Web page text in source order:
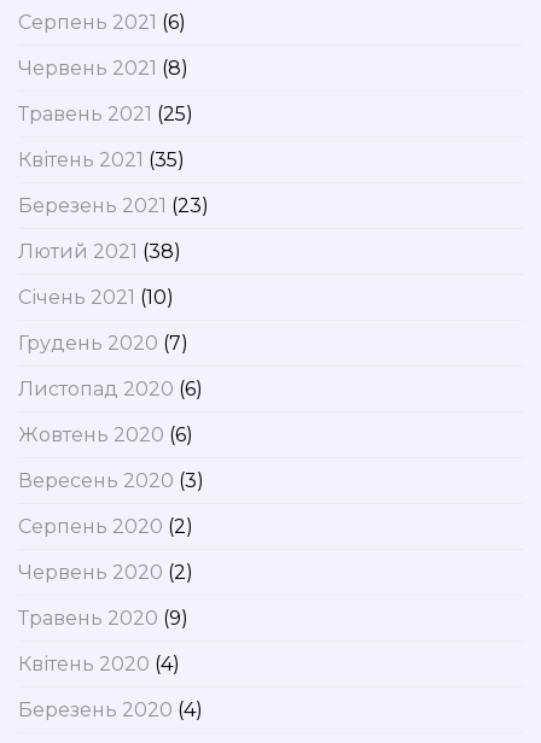
Серпень 2021 (6)
Червень 2021 (8)
Травень 2021 (25)
Квітень 2021 (35)
Березень 2021 (23)
Лютий 2021 (38)
Січень 2021 (10)
Грудень 2020 (7)
Листопад 2020 (6)
Жовтень 2020 (6)
Вересень 2020 (3)
Серпень 2020 (2)
Червень 2020 (2)
Травень 2020 (9)
Квітень 2020 (4)
Березень 2020 (4)